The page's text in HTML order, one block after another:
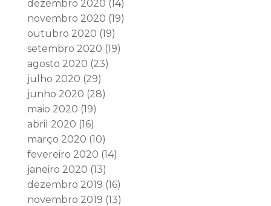
dezembro 2020 (14)
novembro 2020 (19)
outubro 2020 (19)
setembro 2020 (19)
agosto 2020 (23)
julho 2020 (29)
junho 2020 (28)
maio 2020 (19)
abril 2020 (16)
março 2020 (10)
fevereiro 2020 (14)
janeiro 2020 (13)
dezembro 2019 (16)
novembro 2019 (13)